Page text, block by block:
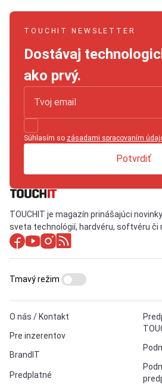
TOUCHIT NEWSLETTER
Dostávaj
ako prvý.
Súhlasím so zásadami spracovaním
Potvrdiť
TOUCHIT je magazín prinášajúci
sveta technológií, hardvéru, softvéru či
O nás / Kontakt
Pre inzerentov
BrandIT
Predplatné
Tmavý režim